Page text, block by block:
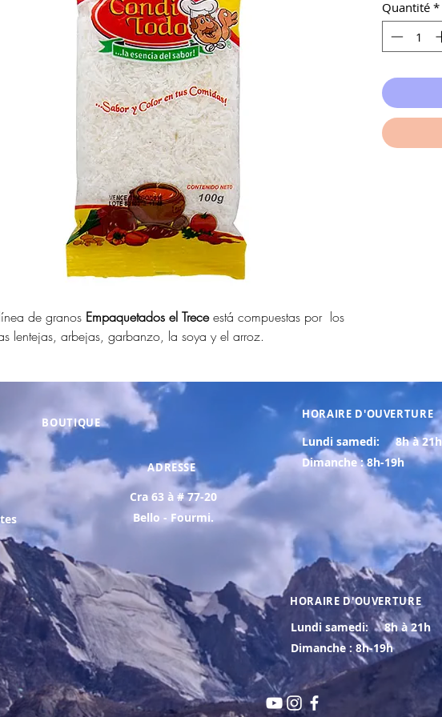
de granos Empaquetados el Treceestá compuestas por los
lentejas, arbejas, garbanzo, la soya y el arroz.
Quantité *
BOUTIQUE
ADRESSE
Cra 63 à # 77-20
Bello - Fourmi.
HORAIRE D'OUVERTURE
Lundi samedi:
8h à 21h
Dimanche : 8h-19h
HORAIRE D'OUVERTURE
Lundi samedi:
8h à 21h
Dimanche : 8h-19h